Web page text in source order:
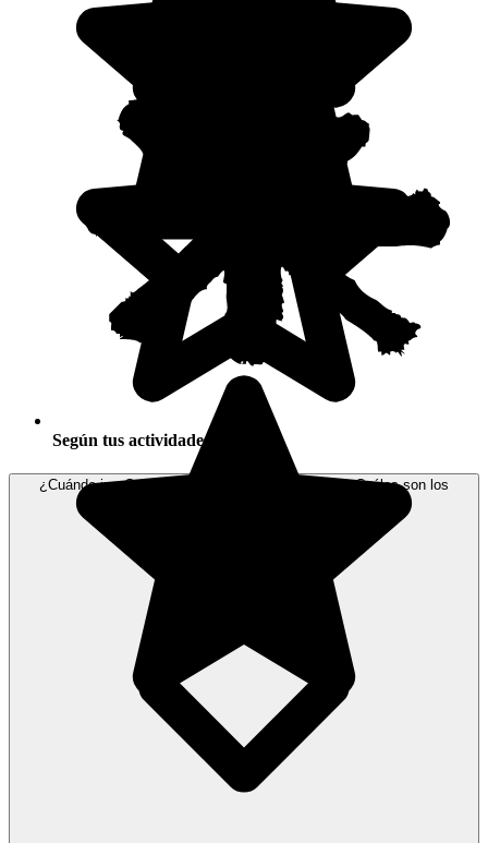
Según tus actividades
¿Cuándo ir a Canadá? ¿Cuál es la mejor fecha? ¿Cuáles son los